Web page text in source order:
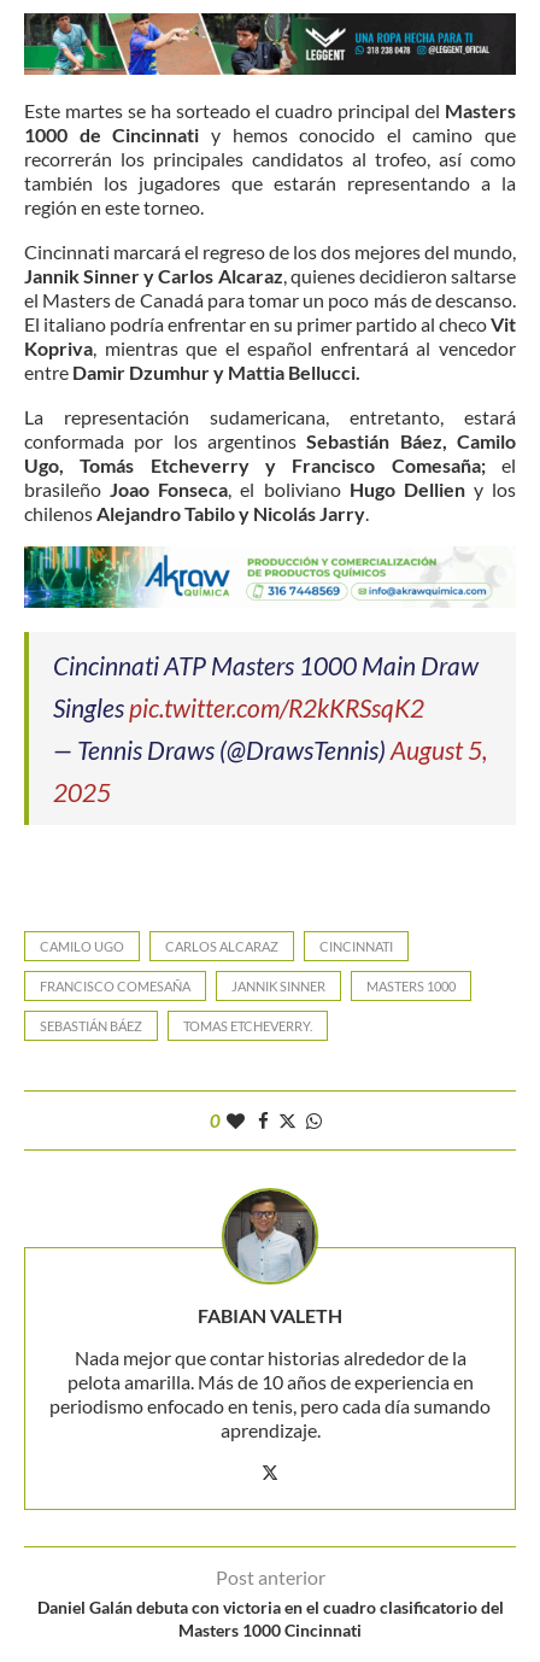
Este martes se ha sorteado el cuadro principal del Masters
1000 de Cincinnati y hemos conocido el camino que
recorrerán los principales candidatos al trofeo, así como
también los jugadores que estarán representando a la
región en este torneo.
Cincinnati marcará el regreso de los dos mejores del mundo,
Jannik Sinner y Carlos Alcaraz , quienes decidieron saltarse
el Masters de Canadá para tomar un poco más de descanso.
El italiano podría enfrentar en su primer partido al checoVit
Kopriva , mientras que el español enfrentará al vencedor
entre Damir Dzumhur y Mattia Bellucci.
La representación sudamericana, entretanto, estará
conformada por los argentinosSebastián Báez, Camilo
Ugo, Tomás Etcheverry y Francisco Comesaña;el
brasileño Joao Fonseca , el boliviano Hugo Dellieny los
chilenos Alejandro Tabilo y Nicolás Jarry
Cincinnati ATP Masters 1000 Main Draw
Singles pic.twitter.com/R2kKRSsqK2
— Tennis Draws (@DrawsTennis) August 5,
2025
CAMILO UGO CARLOS ALCARAZ CINCINNATI
FRANCISCO COMESAÑA JANNIK SINNER MASTERS 1000
SEBASTIÁN BÁEZ TOMAS ETCHEVERRY.
0
FABIAN VALETH
Nada mejor que contar historias alrededor de la
pelota amarilla. Más de 10 años de experiencia en
periodismo enfocado en tenis, pero cada día sumando
aprendizaje.
Post anterior
Daniel Galán debuta con victoria en el cuadro clasificatorio del
Masters 1000 Cincinnati